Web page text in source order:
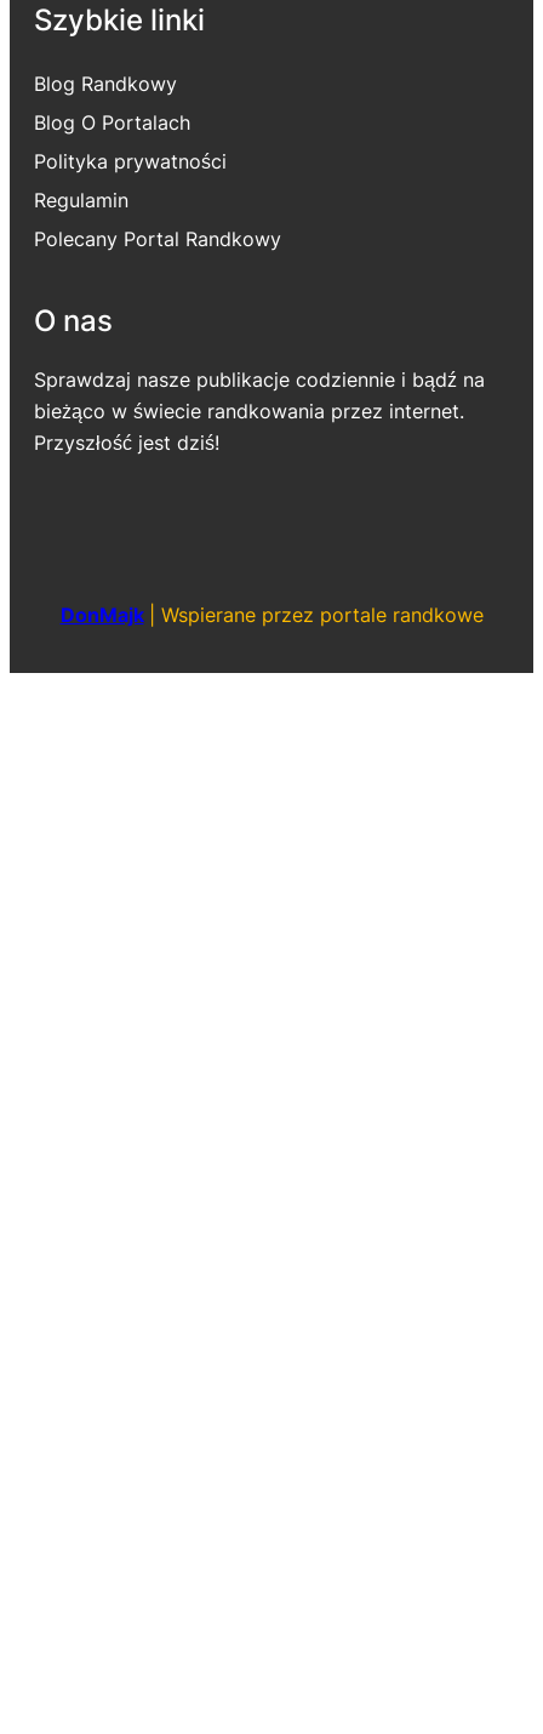
Szybkie linki
Blog Randkowy
Blog O Portalach
Polityka prywatności
Regulamin
Polecany Portal Randkowy
O nas
Sprawdzaj nasze publikacje codziennie i bądź na
bieżąco w świecie randkowania przez internet.
Przyszłość jest dziś!
DonMajk Wspierane przez portale randkowe